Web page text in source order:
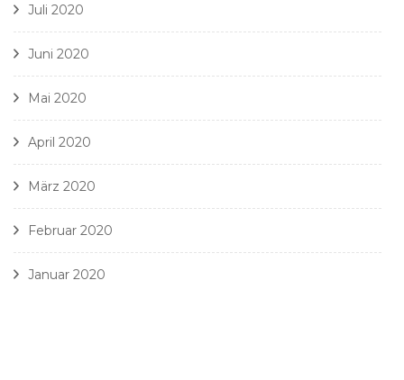
Juli 2020
Juni 2020
Mai 2020
April 2020
März 2020
Februar 2020
Januar 2020